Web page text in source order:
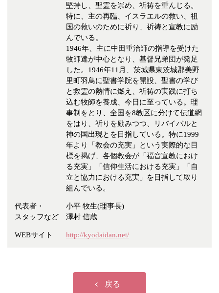
お店・企業・その他
堅持し、聖霊を崇め、祈祷を重んじる。
特に、主の再臨、イスラエルの救い、祖
国の救いのために祈り、祈祷と宣教に励
んでいる。
1946年、主に中田重治師の指導を受けた
牧師達が中心となり、基督兄弟団が発足
した。1946年11月、茨城県東茨城郡美野
里町羽鳥に聖書学院を開設、聖書の学び
と救霊の熱情に燃え、祈祷の実践に打ち
込む牧師を養成、今日に至っている。理
事制をとり、全国を8教区に分けて伝道網
をはり、祈りを励みつつ、リバイバルと
神の国出現とを目指している。特に1999
年より「教会の充実」という実際的な目
標を掲げ、各個教会が「福音宣教におけ
る充実」「信仰生活における充実」「自
立と協力における充実」を目指して取り
組んでいる。
代表者・
スタッフなど
小平 牧生(理事長)
澤村 信蔵
WEBサイト http://kyodaidan.net/
戻る